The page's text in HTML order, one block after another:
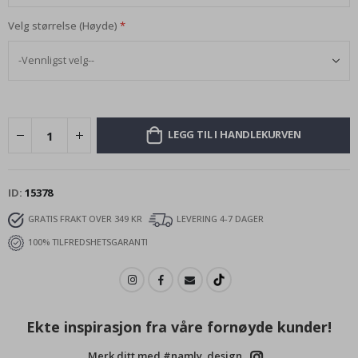
Velg størrelse (Høyde)
LEGG TIL I HANDLEKURVEN
ID 15378
GRATIS FRAKT OVER 349 KR
LEVERING 4-7 DAGER
100% TILFREDSHETSGARANTI
Ekte inspirasjon fra våre fornøyde kunder!